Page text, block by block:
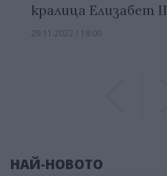
кралица Елизабет ІІ
29.11.2022 / 18:00
НАЙ-НОВОТО